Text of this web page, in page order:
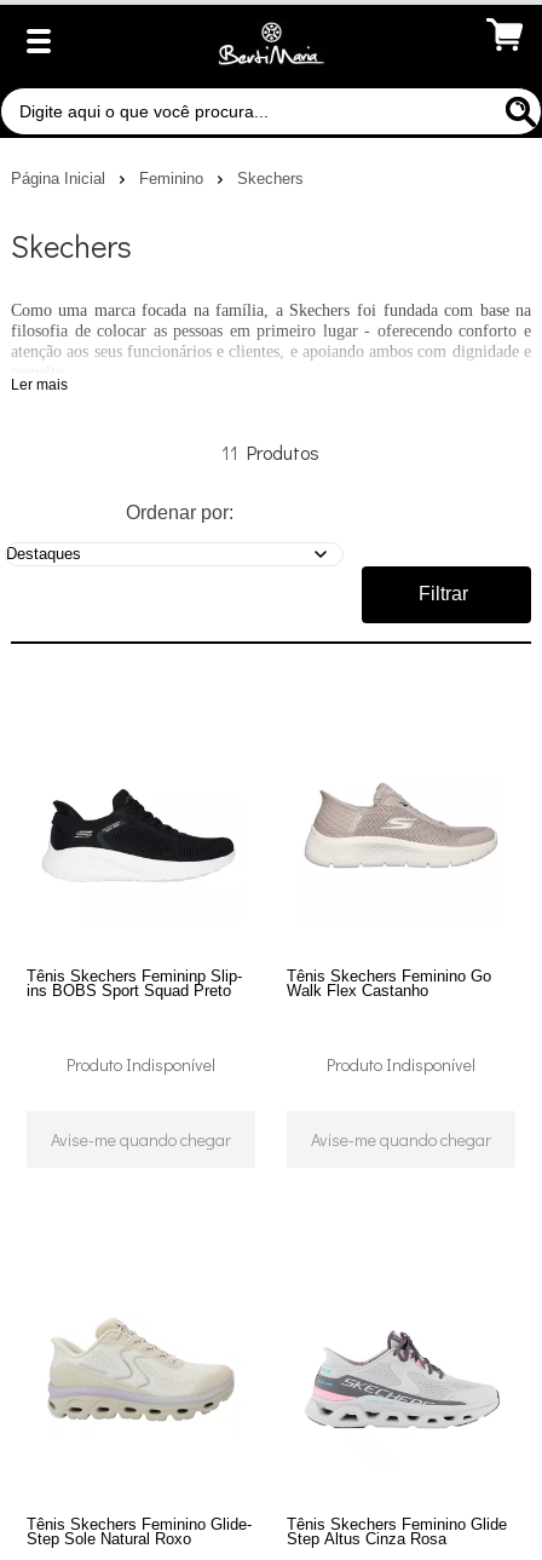
Página Inicial Feminino Skechers
Skechers
Como uma marca focada na família, a Skechers foi fundada com base na
filosofia de colocar as pessoas em primeiro lugar - oferecendo conforto e
atenção aos seus funcionários e clientes, e apoiando ambos com dignidade e
Ler mais
11
Ordenar por:
Filtrar
Tênis Skechers Femininp Slip-
ins BOBS Sport Squad Preto
Produto Indisponível
Avise-me quando chegar
Tênis Skechers Feminino Go
Walk Flex Castanho
Produto Indisponível
Avise-me quando chegar
Tênis Skechers Feminino Glide-
Step Sole Natural Roxo
Tênis Skechers Feminino Glide
Step Altus Cinza Rosa